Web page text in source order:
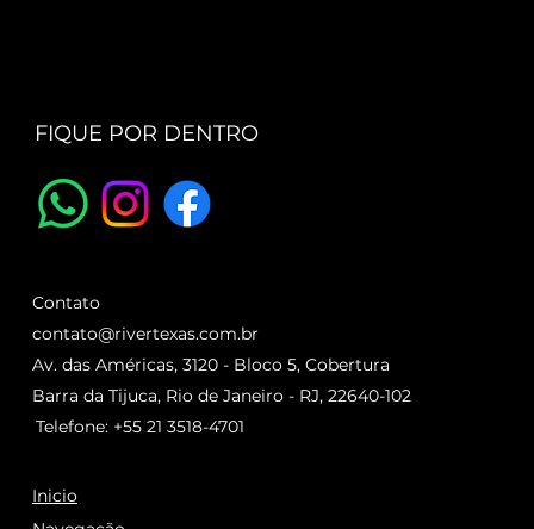
FIQUE POR DENTRO
Inicio
Contato
contato@rivertexas.com.br
Telefone: +55 21 3518-4701
Av. das Américas, 3120 - Bloco 5, Cobertura
Barra da Tijuca, Rio de Janeiro - RJ, 22640-102